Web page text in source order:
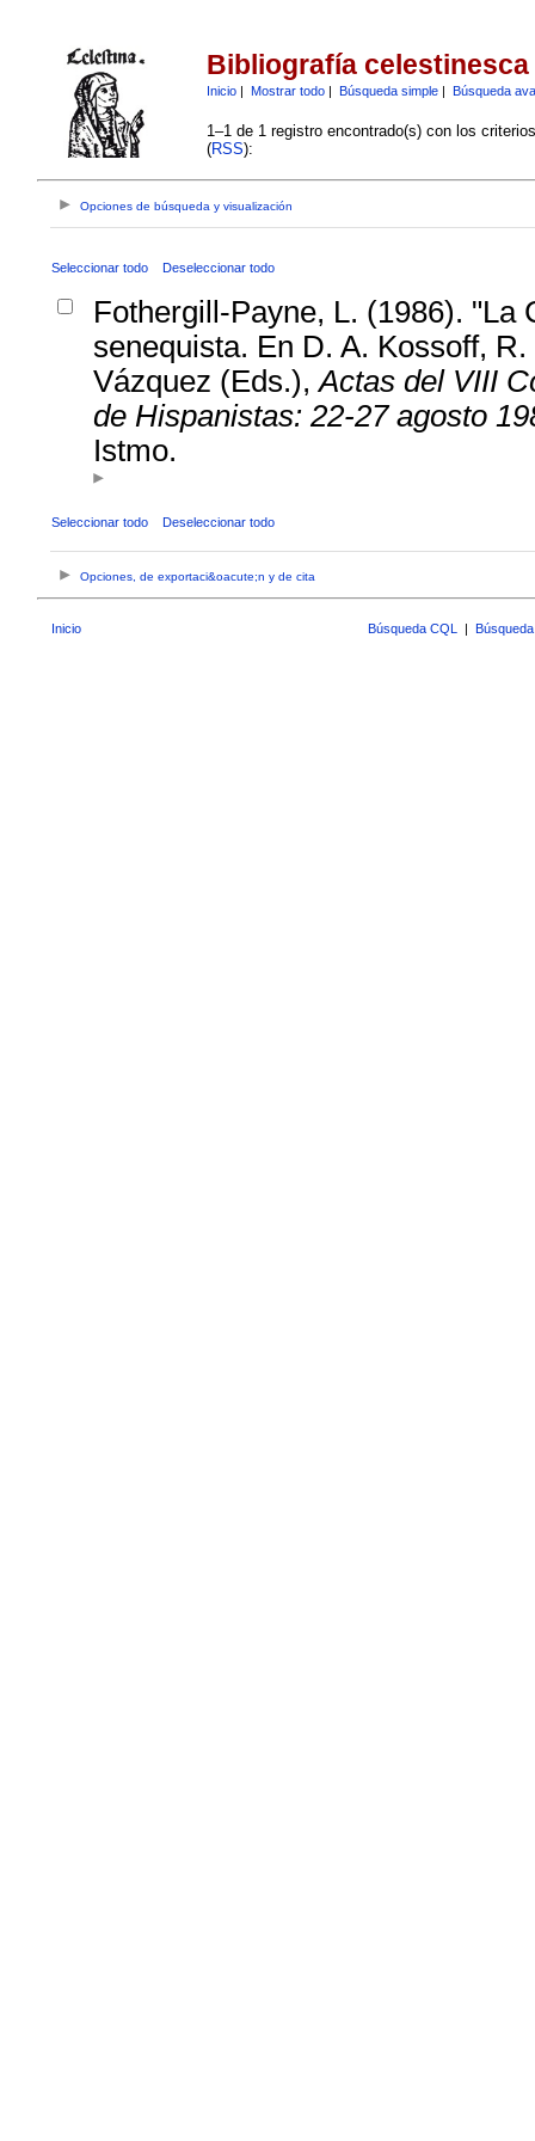
Bibliografía celestinesca
Inicio| Mostrar todo| Búsqueda simple| Búsqueda
1–1 de 1 registro encontrado(s) con los
(RSS):
Opciones de búsqueda y visualización
Seleccionar todo Deseleccionar todo
Fothergill-Payne, L. (1986). "La
senequista. En D. A. Kossoff,
Vázquez (Eds.),Actas del VIII
de Hispanistas: 22-27 agosto
Istmo.
Seleccionar todo Deseleccionar todo
Opciones, de exportaci&oacute;n y de cita
Inicio Búsqueda CQL |